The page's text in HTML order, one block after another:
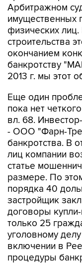
Арбитражном
имущественных
физических
строительства
окончанием
банкротству
2013 г. мы этот
Еще один
пока нет
вл. 68.
- ООО "Фарн-
банкротства. В
лиц компании
статье
размере. По
порядка 40
застройщик
договоры
только 25
уголовному
включении в
процедуры